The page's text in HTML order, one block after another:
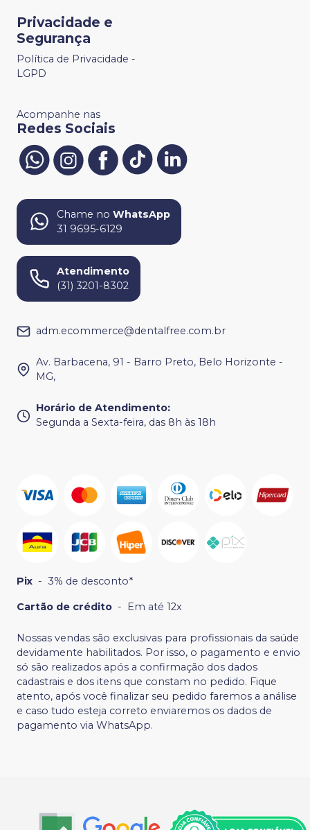
Privacidade e
Segurança
Política de Privacidade -
LGPD
Acompanhe nas
Redes Sociais
Chame no WhatsApp
31 9695-6129
Atendimento
(31) 3201-8302
adm.ecommerce@dentalfree.com.br
Av. Barbacena, 91 - Barro Preto, Belo Horizonte -
MG,
Horário de Atendimento:
Segunda a Sexta-feira, das 8h às 18h
Pix - 3% de desconto*
Cartão de crédito - Em até 12x
Nossas vendas são exclusivas para profissionais da saúde
devidamente habilitados. Por isso, o pagamento e envio
só são realizados após a confirmação dos dados
cadastrais e dos itens que constam no pedido. Fique
atento, após você finalizar seu pedido faremos a análise
e caso tudo esteja correto enviaremos os dados de
pagamento via WhatsApp.